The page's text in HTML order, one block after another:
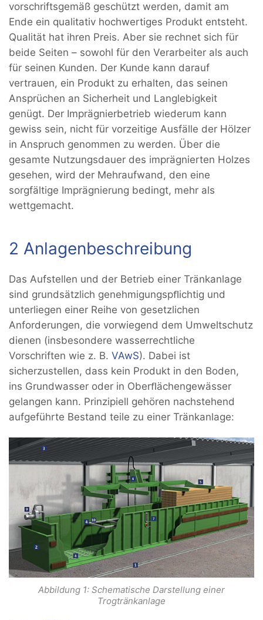
vorschriftsgemäß geschützt werden, damit am
Ende ein qualitativ hochwertiges Produkt entsteht.
Qualität hat ihren Preis. Aber sie rechnet sich für
beide Seiten – sowohl für den Verarbeiter als auch
für seinen Kunden. Der Kunde kann darauf
vertrauen, ein Produkt zu erhalten, das seinen
Ansprüchen an Sicherheit und Langlebigkeit
genügt. Der Imprägnierbetrieb wiederum kann
gewiss sein, nicht für vorzeitige Ausfälle der Hölzer
in Anspruch genommen zu werden. Über die
gesamte Nutzungsdauer des imprägnierten Holzes
gesehen, wird der Mehraufwand, den eine
sorgfältige Imprägnierung bedingt, mehr als
wettgemacht.
2 Anlagenbeschreibung
Das Aufstellen und der Betrieb einer Tränkanlage
sind grundsätzlich genehmigungspﬂichtig und
unterliegen einer Reihe von gesetzlichen
Anforderungen, die vorwiegend dem Umweltschutz
dienen (insbesondere wasserrechtliche
Vorschriften wie z. B. VAwS). Dabei ist
sicherzustellen, dass kein Produkt in den Boden,
ins Grundwasser oder in Oberﬂächengewässer
gelangen kann. Prinzipiell gehören nachstehend
aufgeführte Bestand teile zu einer Tränkanlage:
Abbildung 1: Schematische Darstellung einer
Trogtränkanlage